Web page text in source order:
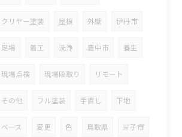
クリヤー塗装 屋根 外壁 伊丹市
足場 着工 洗浄 豊中市 養生
現場点検 現場段取り リモート
その他 フル塗装 手直し 下地
ベース 変更 色 鳥取県 米子市